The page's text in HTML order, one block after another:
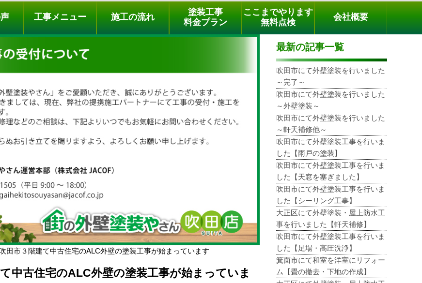
料金プラン 無料点検
電話でのご相談
[9時～18時まで受付中]
phone
工事メニュー 施工の流れ
塗装工事
料金プラン
ここまでやります
無料点検
会社概要
吹田市３階建て中古住宅のALC外壁の塗装工事が始まっています
中古住宅のALC外壁の塗装工事が始まっていま
最新の記事一覧
吹田市にて外壁塗装を行いました
～完了～
吹田市にて外壁塗装を行いました
～外壁塗装～
吹田市にて外壁塗装を行いました
～軒天補修他～
吹田市にて外壁塗装工事を行いま
した【雨戸の塗装】
吹田市にて外壁塗装工事を行いま
した【天窓を塞ぎました】
吹田市にて外壁塗装工事を行いま
した【シーリング工事】
大正区にて外壁塗装・屋上防水工
事を行いました【軒天補修】
吹田市にて外壁塗装工事を行いま
した【足場・高圧洗浄】
箕面市にて和室を洋室にリフォー
ム【畳の撤去・下地の作成】